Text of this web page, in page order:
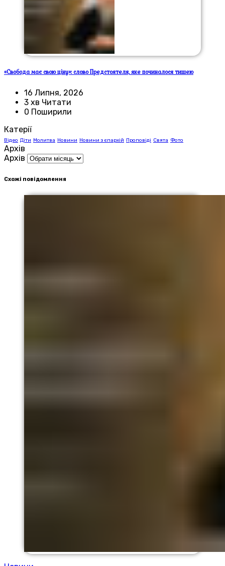
«Свобода має свою ціну»: слово Предстоятеля, яке починалося тишею
16 Липня, 2026
3 хв Читати
0 Поширили
Катерії
Відео Діти Молитва Новини Новини з єпархій Проповіді Свята Фото
Архів
Архів
Схожі повідомлення